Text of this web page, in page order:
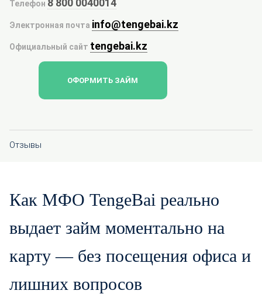
Телефон 8 800 0040014
Электронная почта info@tengebai.kz
Официальный сайт tengebai.kz
ОФОРМИТЬ ЗАЙМ
Отзывы
Как MФО TengeBai реально
выдает займ моментально на
карту — без посещения офиса и
лишних вопросов